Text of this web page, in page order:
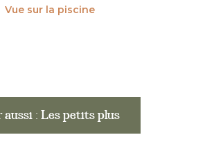
Vue sur la piscine
: Les petits plus